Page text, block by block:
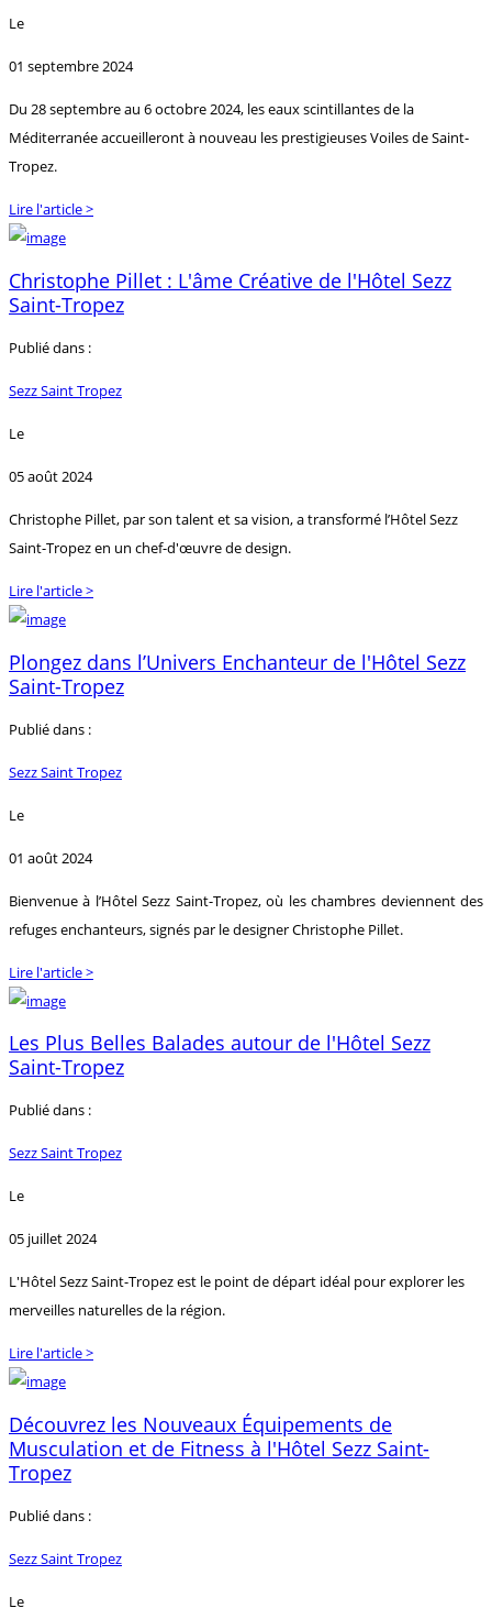
Le
01 septembre 2024
Du 28 septembre au 6 octobre 2024, les eaux scintillantes de la
Méditerranée accueilleront à nouveau les prestigieuses Voiles de Saint-
Tropez.
Lire l'article >
Christophe Pillet : L'âme Créative de l'Hôtel Sezz
Saint-Tropez
Publié dans :
Sezz Saint Tropez
Le
05 août 2024
Christophe Pillet, par son talent et sa vision, a transformé l’Hôtel Sezz
Saint-Tropez en un chef-d'œuvre de design.
Lire l'article >
Plongez dans l’Univers Enchanteur de l'Hôtel Sezz
Saint-Tropez
Publié dans :
Sezz Saint Tropez
Le
01 août 2024
Bienvenue à l’Hôtel Sezz Saint-Tropez, où les chambres deviennent des
refuges enchanteurs, signés par le designer Christophe Pillet.
Lire l'article >
Les Plus Belles Balades autour de l'Hôtel Sezz
Saint-Tropez
Publié dans :
Sezz Saint Tropez
Le
05 juillet 2024
L'Hôtel Sezz Saint-Tropez est le point de départ idéal pour explorer les
merveilles naturelles de la région.
Lire l'article >
Découvrez les Nouveaux Équipements de
Musculation et de Fitness à l'Hôtel Sezz Saint-
Tropez
Publié dans :
Sezz Saint Tropez
Le